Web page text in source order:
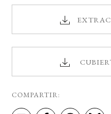
COMPARTIR: